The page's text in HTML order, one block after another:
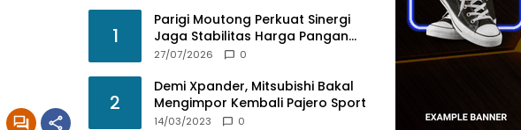
1
Parigi Moutong Perkuat Sinergi
Jaga Stabilitas Harga Pangan
Lewat Rakor Inflasi Nasional
27/07/2026 0
2
Demi Xpander, Mitsubishi Bakal
Mengimpor Kembali Pajero Sport
14/03/2023 0